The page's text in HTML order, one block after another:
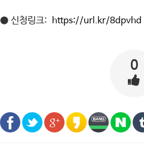
● 신청링크: https://url.kr/8dpvhd
0